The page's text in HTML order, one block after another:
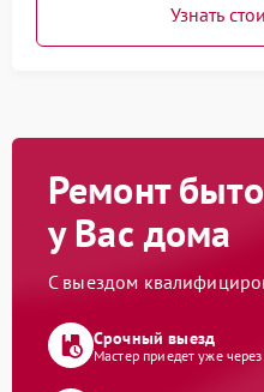
Узнать
Ремонт
у Вас дома
С выездом
Срочный выезд
Мастер приедет уже